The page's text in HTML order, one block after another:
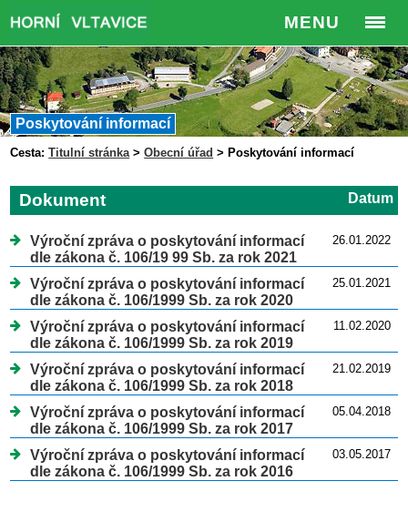
MENU
Poskytování informací
Cesta: Titulní stránka>Obecní úřad > Poskytování informací
Datum
Dokument
26.01.2022
Výroční zpráva o poskytování informací
dle zákona č. 106/19 99 Sb. za rok 2021
25.01.2021
Výroční zpráva o poskytování informací
dle zákona č. 106/1999 Sb. za rok 2020
11.02.2020
Výroční zpráva o poskytování informací
dle zákona č. 106/1999 Sb. za rok 2019
21.02.2019
Výroční zpráva o poskytování informací
dle zákona č. 106/1999 Sb. za rok 2018
05.04.2018
Výroční zpráva o poskytování informací
dle zákona č. 106/1999 Sb. za rok 2017
03.05.2017
Výroční zpráva o poskytování informací
dle zákona č. 106/1999 Sb. za rok 2016